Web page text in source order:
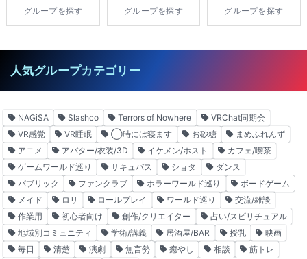
グループを探す グループを探す グループを探す
人気グループカテゴリー
NAGiSA Slashco Terrors of Nowhere
VRChat同期会
VR感覚
VR睡眠 ◯時には寝ます お砂糖
まめふれんず
アニメ
アバター/衣装/3D イケメン/ホスト
カフェ/喫茶
ゲームワールド巡り
サキュバス ショタ
ダンス
パブリック
ファンクラブ ホラーワールド巡り
ボードゲーム
メイド
ロリ ロールプレイ ワールド巡り
交流/雑談
作業用
初心者向け 創作/クリエイター
占い/スピリチュアル
地域別コミュニティ
学術/講義 居酒屋/BAR 授乳
映画
毎日
清楚 演劇 無言勢 癒やし 相談
筋トレ